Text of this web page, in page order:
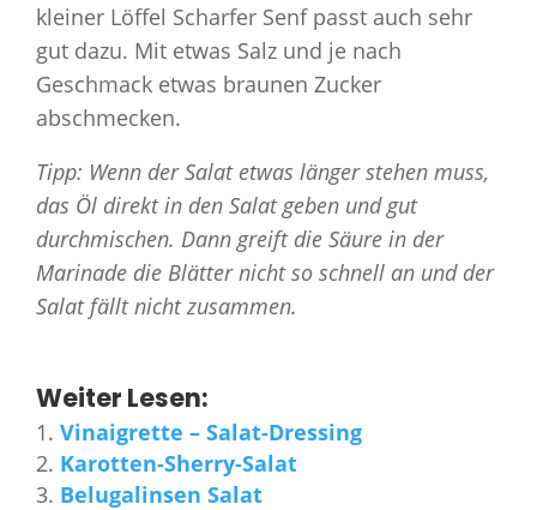
kleiner Löffel Scharfer Senf passt auch sehr
gut dazu. Mit etwas Salz und je nach
Geschmack etwas braunen Zucker
abschmecken.
Tipp: Wenn der Salat etwas länger stehen muss,
das Öl direkt in den Salat geben und gut
durchmischen. Dann greift die Säure in der
Marinade die Blätter nicht so schnell an und der
Salat fällt nicht zusammen.
Weiter Lesen:
Vinaigrette – Salat-Dressing
Karotten-Sherry-Salat
Belugalinsen Salat